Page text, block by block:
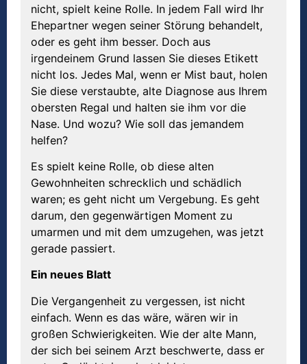
nicht, spielt keine Rolle. In jedem Fall wird Ihr
Ehepartner wegen seiner Störung behandelt,
oder es geht ihm besser. Doch aus
irgendeinem Grund lassen Sie dieses Etikett
nicht los. Jedes Mal, wenn er Mist baut, holen
Sie diese verstaubte, alte Diagnose aus Ihrem
obersten Regal und halten sie ihm vor die
Nase. Und wozu? Wie soll das jemandem
helfen?
Es spielt keine Rolle, ob diese alten
Gewohnheiten schrecklich und schädlich
waren; es geht nicht um Vergebung. Es geht
darum, den gegenwärtigen Moment zu
umarmen und mit dem umzugehen, was jetzt
gerade passiert.
Ein neues Blatt
Die Vergangenheit zu vergessen, ist nicht
einfach. Wenn es das wäre, wären wir in
großen Schwierigkeiten. Wie der alte Mann,
der sich bei seinem Arzt beschwerte, dass er